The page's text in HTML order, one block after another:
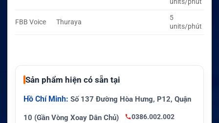
units/phút
FBB Voice Thuraya
5
units/phút
Sản phẩm hiện có sẵn tại
Hồ Chí Minh: Số 137 Đường Hòa Hưng, P12, Quận
10 (Gần Vòng Xoay Dân Chủ) 0386.002.002